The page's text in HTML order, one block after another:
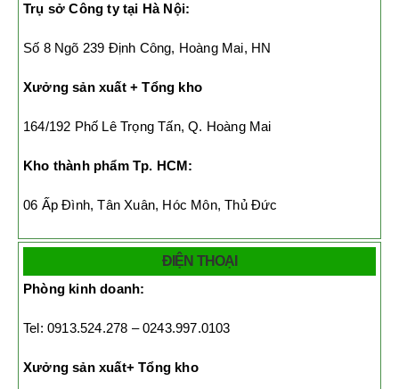
Trụ sở Công ty tại Hà Nội:
Số 8 Ngõ 239 Định Công, Hoàng Mai, HN
Xưởng sản xuất + Tổng kho
164/192 Phố Lê Trọng Tấn, Q. Hoàng Mai
Kho thành phẩm Tp. HCM:
06 Ấp Đình, Tân Xuân, Hóc Môn, Thủ Đức
ĐIỆN THOẠI
Phòng kinh doanh:
Tel: 0913.524.278 – 0243.997.0103
Xưởng sản xuất+ Tổng kho